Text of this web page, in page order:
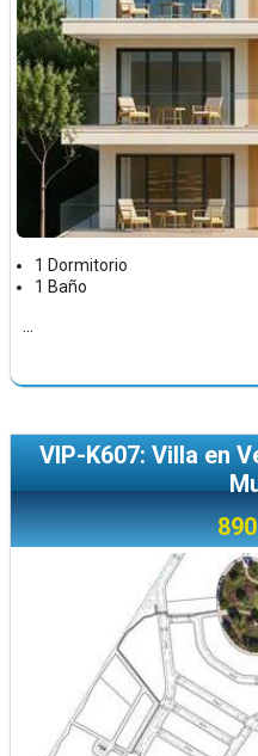
1 Dormitorio
1 Baño
...
VIP-K607: Villa en